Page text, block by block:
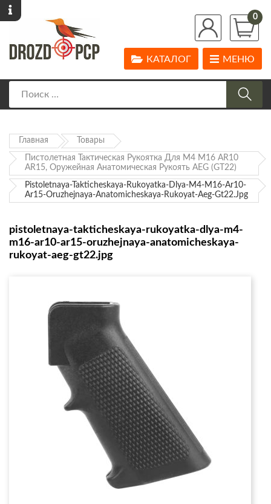
0
МЕНЮ
КАТАЛОГ
Главная Товары
Пистолетная Тактическая Рукоятка Для М4 М16 AR10
AR15, Оружейная Анатомическая Рукоять AEG (GT22)
Pistoletnaya-Takticheskaya-Rukoyatka-Dlya-M4-M16-Ar10-
Ar15-Oruzhejnaya-Anatomicheskaya-Rukoyat-Aeg-Gt22.jpg
pistoletnaya-takticheskaya-rukoyatka-dlya-m4-
m16-ar10-ar15-oruzhejnaya-anatomicheskaya-
rukoyat-aeg-gt22.jpg